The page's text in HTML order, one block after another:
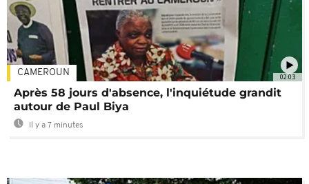
02:03
CAMEROUN
Après 58 jours d'absence, l'inquiétude grandit
autour de Paul Biya
Il y a 7 minutes